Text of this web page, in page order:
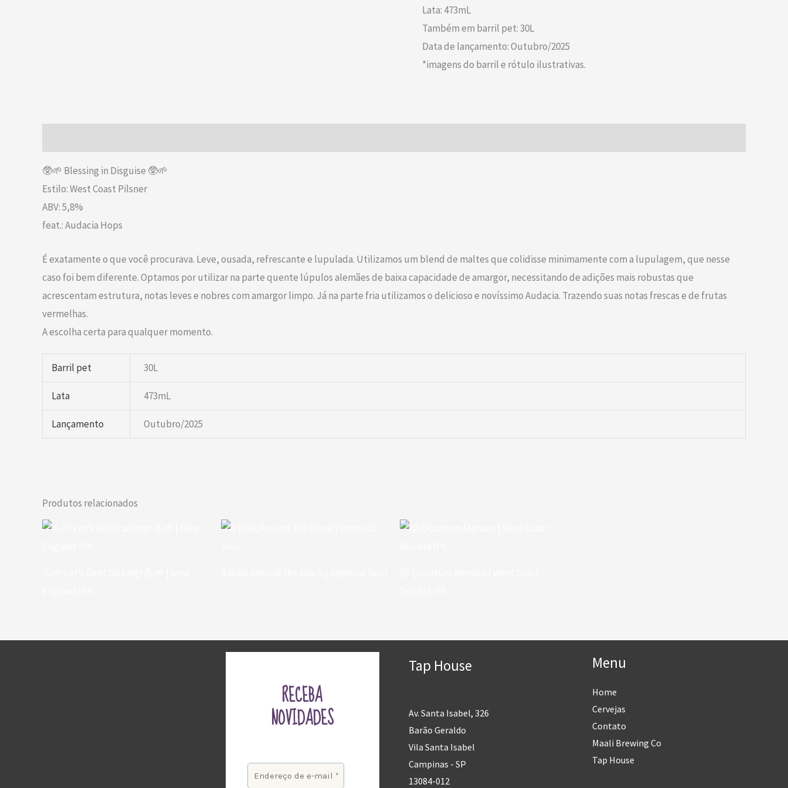
Lata: 473mL
Também em barril pet: 30L
Data de lançamento: Outubro/2025
*imagens do barril e rótulo ilustrativas.
🥸🌱 Blessing in Disguise 🥸🌱
Estilo: West Coast Pilsner
ABV: 5,8%
feat.: Audacia Hops
É exatamente o que você procurava. Leve, ousada, refrescante e lupulada. Utilizamos um blend de maltes que colidisse minimamente com a lupulagem, que nesse
caso foi bem diferente. Optamos por utilizar na parte quente lúpulos alemães de baixa capacidade de amargor, necessitando de adições mais robustas que
acrescentam estrutura, notas leves e nobres com amargor limpo. Já na parte fria utilizamos o delicioso e novíssimo Audacia. Trazendo suas notas frescas e de frutas
vermelhas.
A escolha certa para qualquer momento.
Barril pet 30L
Lata 473mL
Lançamento Outubro/2025
Produtos relacionados
RECEBA
NOVIDADES
Tap House
Av. Santa Isabel, 326
Barão Geraldo
Vila Santa Isabel
Campinas - SP
13084-012
Menu
Home
Cervejas
Contato
Maali Brewing Co
Tap House